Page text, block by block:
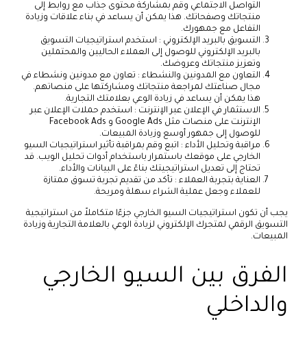
التواصل الاجتماعي وقم بمشاركة محتوى جذاب مع روابط إلى
منتجاتك وصفحاتك. هذا يمكن أن يساعد في بناء علاقات وزيادة
التفاعل مع جمهورك.
التسويق بالبريد الإلكتروني : استخدم استراتيجيات التسويق
بالبريد الإلكتروني للوصول إلى العملاء الحاليين والمحتملين
وتعزيز منتجاتك وعروضك.
التعاون مع المدونين والنشطاء : تعاون مع مدونين ونشطاء في
مجال صناعتك لمراجعة منتجاتك ومشاركتها على منصاتهم.
هذا يمكن أن يساعد في زيادة الوعي بعلامتك التجارية.
الاستثمار في الإعلان عبر الإنترنت : استخدم حملات الإعلان عبر
الإنترنت على منصات مثل Google Ads و Facebook Ads
للوصول إلى جمهور أوسع وزيادة المبيعات.
مراقبة وتحليل الأداء : اتبع وقم بمراقبة تأثير استراتيجيات السيو
الخارجي على موقعك باستمرار باستخدام أدوات تحليل الويب. قد
تحتاج إلى تعديل استراتيجيتك بناءً على البيانات والأداء.
العناية بتجربة العملاء : تأكد من تقديم تجربة تسوق ممتازة
للعملاء وجعل عملية الشراء سهلة ومريحة.
يجب أن تكون استراتيجيات السيو الخارجي جزءًا متكاملاً من استراتيجية
التسويق الرقمي لمتجرك الإلكتروني لزيادة الوعي بالعلامة التجارية وزيادة
المبيعات.
الفرق بين السيو الخارجي
والداخلي